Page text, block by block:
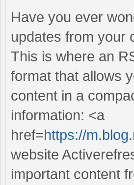
Have you ever
updates from your
This is where an
format that allows
content in a
information: <a
href=https://
website
important content